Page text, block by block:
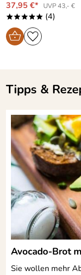
37,95 €* UVP 43,- €
***** (4)
Tipps &
Avocado-Brot
Sie wollen mehr